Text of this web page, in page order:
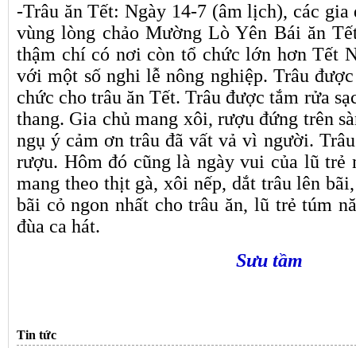
-Trâu ăn Tết: Ngày 14-7 (âm lịch), các
vùng lòng chảo Mường Lò Yên Bái ăn
thậm chí có nơi còn tổ chức lớn hơn Tết
với một số nghi lễ nông nghiệp. Trâu
chức cho trâu ăn Tết. Trâu được tắm rửa
thang. Gia chủ mang xôi, rượu đứng trên
ngụ ý cảm ơn trâu đã vất vả vì người.
rượu. Hôm đó cũng là ngày vui của lũ trẻ
mang theo thịt gà, xôi nếp, dắt trâu lên
bãi cỏ ngon nhất cho trâu ăn, lũ trẻ túm
đùa ca hát.
Sưu tầm
Tin tức